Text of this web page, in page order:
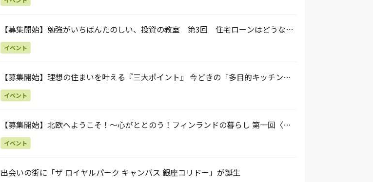
【募集開始】勉強がいちばんたのしい、投資の教室 第3回 住宅ローンはどうな
る？「金利と為替」ビギナーズレッスン！
イベント
【募集開始】理想の住まいを叶える『三大ポイント』 今どきの「多目的キッチン」
「片付く収納」「感染予防のできる家」
イベント
【募集開始】北欧へようこそ！～心がととのう！フィンランドの暮らし 第一回〈住
まいとインテリア編〉
イベント
出会いの街に「ザ ロイヤルパーク キャンバス 銀座コリドー」が誕生